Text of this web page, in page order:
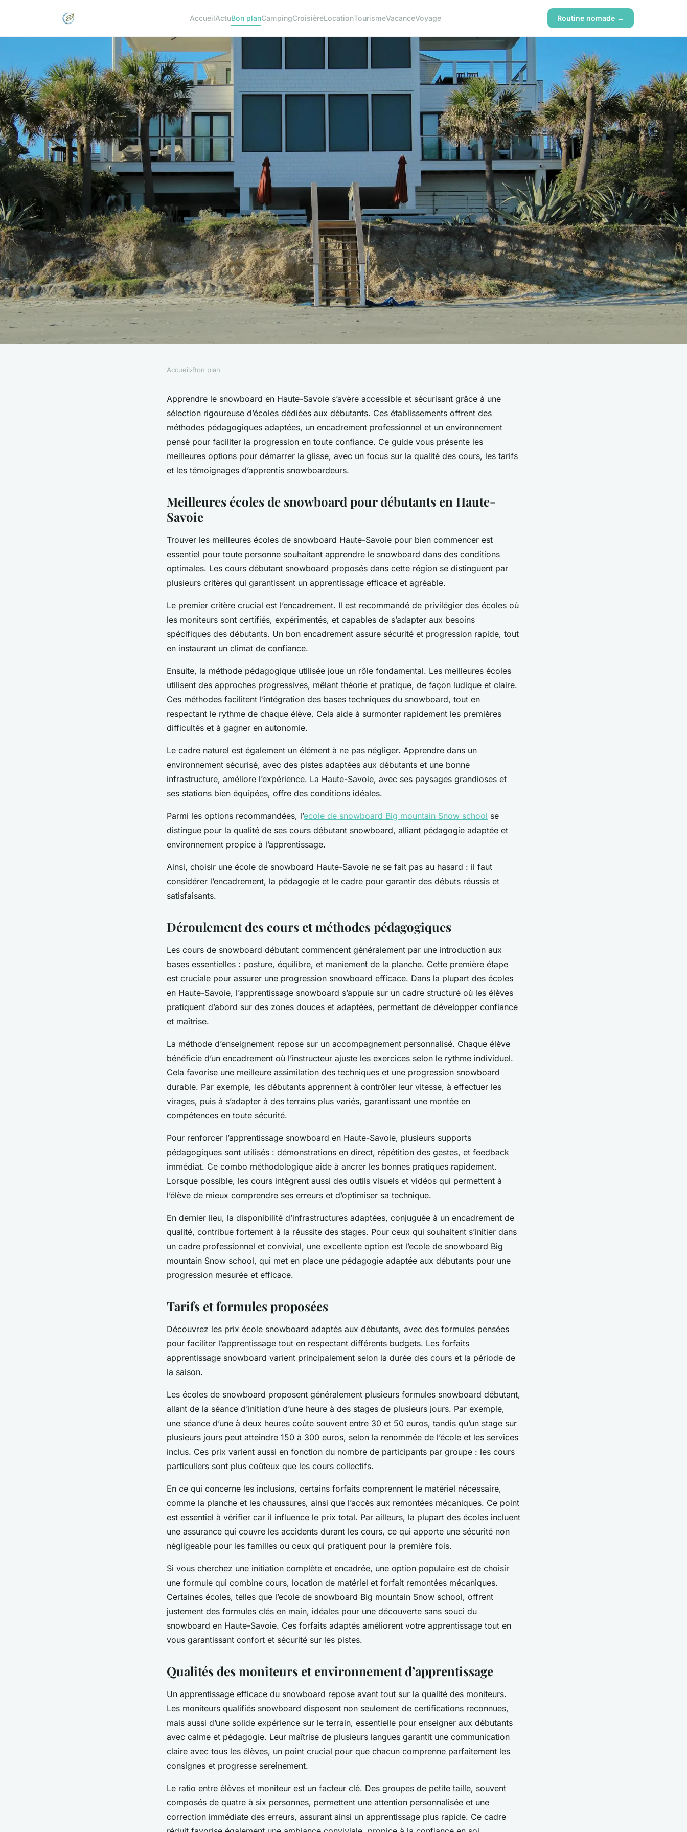
AccueilActuBon planCampingCroisièreLocationTourismeVacanceVoyage Routine nomade →
Découvrez l'école de snowboard en
haute-savoie pour débutants
Accueil›Bon plan
Apprendre le snowboard en Haute-Savoie s’avère accessible et sécurisant grâce à une
sélection rigoureuse d’écoles dédiées aux débutants. Ces établissements offrent des
méthodes pédagogiques adaptées, un encadrement professionnel et un environnement
pensé pour faciliter la progression en toute confiance. Ce guide vous présente les
meilleures options pour démarrer la glisse, avec un focus sur la qualité des cours, les tarifs
et les témoignages d’apprentis snowboardeurs.
Meilleures écoles de snowboard pour débutants en Haute-
Savoie
Trouver les meilleures écoles de snowboard Haute-Savoie pour bien commencer est
essentiel pour toute personne souhaitant apprendre le snowboard dans des conditions
optimales. Les cours débutant snowboard proposés dans cette région se distinguent par
plusieurs critères qui garantissent un apprentissage efficace et agréable.
Le premier critère crucial est l’encadrement. Il est recommandé de privilégier des écoles où
les moniteurs sont certifiés, expérimentés, et capables de s’adapter aux besoins
spécifiques des débutants. Un bon encadrement assure sécurité et progression rapide, tout
en instaurant un climat de confiance.
Ensuite, la méthode pédagogique utilisée joue un rôle fondamental. Les meilleures écoles
utilisent des approches progressives, mêlant théorie et pratique, de façon ludique et claire.
Ces méthodes facilitent l’intégration des bases techniques du snowboard, tout en
respectant le rythme de chaque élève. Cela aide à surmonter rapidement les premières
difficultés et à gagner en autonomie.
Le cadre naturel est également un élément à ne pas négliger. Apprendre dans un
environnement sécurisé, avec des pistes adaptées aux débutants et une bonne
infrastructure, améliore l’expérience. La Haute-Savoie, avec ses paysages grandioses et
ses stations bien équipées, offre des conditions idéales.
Parmi les options recommandées, l’ecole de snowboard Big mountain Snow school se
distingue pour la qualité de ses cours débutant snowboard, alliant pédagogie adaptée et
environnement propice à l’apprentissage.
Ainsi, choisir une école de snowboard Haute-Savoie ne se fait pas au hasard : il faut
considérer l’encadrement, la pédagogie et le cadre pour garantir des débuts réussis et
satisfaisants.
Déroulement des cours et méthodes pédagogiques
Les cours de snowboard débutant commencent généralement par une introduction aux
bases essentielles : posture, équilibre, et maniement de la planche. Cette première étape
est cruciale pour assurer une progression snowboard efficace. Dans la plupart des écoles
en Haute-Savoie, l’apprentissage snowboard s’appuie sur un cadre structuré où les élèves
pratiquent d’abord sur des zones douces et adaptées, permettant de développer confiance
et maîtrise.
La méthode d’enseignement repose sur un accompagnement personnalisé. Chaque élève
bénéficie d’un encadrement où l’instructeur ajuste les exercices selon le rythme individuel.
Cela favorise une meilleure assimilation des techniques et une progression snowboard
durable. Par exemple, les débutants apprennent à contrôler leur vitesse, à effectuer les
virages, puis à s’adapter à des terrains plus variés, garantissant une montée en
compétences en toute sécurité.
Pour renforcer l’apprentissage snowboard en Haute-Savoie, plusieurs supports
pédagogiques sont utilisés : démonstrations en direct, répétition des gestes, et feedback
immédiat. Ce combo méthodologique aide à ancrer les bonnes pratiques rapidement.
Lorsque possible, les cours intègrent aussi des outils visuels et vidéos qui permettent à
l’élève de mieux comprendre ses erreurs et d’optimiser sa technique.
En dernier lieu, la disponibilité d’infrastructures adaptées, conjuguée à un encadrement de
qualité, contribue fortement à la réussite des stages. Pour ceux qui souhaitent s’initier dans
un cadre professionnel et convivial, une excellente option est l’ecole de snowboard Big
mountain Snow school, qui met en place une pédagogie adaptée aux débutants pour une
progression mesurée et efficace.
Tarifs et formules proposées
Découvrez les prix école snowboard adaptés aux débutants, avec des formules pensées
pour faciliter l’apprentissage tout en respectant différents budgets. Les forfaits
apprentissage snowboard varient principalement selon la durée des cours et la période de
la saison.
Les écoles de snowboard proposent généralement plusieurs formules snowboard débutant,
allant de la séance d’initiation d’une heure à des stages de plusieurs jours. Par exemple,
une séance d’une à deux heures coûte souvent entre 30 et 50 euros, tandis qu’un stage sur
plusieurs jours peut atteindre 150 à 300 euros, selon la renommée de l’école et les services
inclus. Ces prix varient aussi en fonction du nombre de participants par groupe : les cours
particuliers sont plus coûteux que les cours collectifs.
En ce qui concerne les inclusions, certains forfaits comprennent le matériel nécessaire,
comme la planche et les chaussures, ainsi que l’accès aux remontées mécaniques. Ce point
est essentiel à vérifier car il influence le prix total. Par ailleurs, la plupart des écoles incluent
une assurance qui couvre les accidents durant les cours, ce qui apporte une sécurité non
négligeable pour les familles ou ceux qui pratiquent pour la première fois.
Si vous cherchez une initiation complète et encadrée, une option populaire est de choisir
une formule qui combine cours, location de matériel et forfait remontées mécaniques.
Certaines écoles, telles que l’ecole de snowboard Big mountain Snow school, offrent
justement des formules clés en main, idéales pour une découverte sans souci du
snowboard en Haute-Savoie. Ces forfaits adaptés améliorent votre apprentissage tout en
vous garantissant confort et sécurité sur les pistes.
Qualités des moniteurs et environnement d’apprentissage
Un apprentissage efficace du snowboard repose avant tout sur la qualité des moniteurs.
Les moniteurs qualifiés snowboard disposent non seulement de certifications reconnues,
mais aussi d’une solide expérience sur le terrain, essentielle pour enseigner aux débutants
avec calme et pédagogie. Leur maîtrise de plusieurs langues garantit une communication
claire avec tous les élèves, un point crucial pour que chacun comprenne parfaitement les
consignes et progresse sereinement.
Le ratio entre élèves et moniteur est un facteur clé. Des groupes de petite taille, souvent
composés de quatre à six personnes, permettent une attention personnalisée et une
correction immédiate des erreurs, assurant ainsi un apprentissage plus rapide. Ce cadre